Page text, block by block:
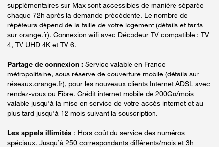
supplémentaires sur Max sont accessibles de manière séparée
chaque 72h après la demande précédente. Le nombre de
répéteurs dépend de la taille de votre logement (détails et tarifs
sur orange.fr). Connexion wifi avec Décodeur TV compatible : TV
4, TV UHD 4K et TV 6.
Partage de connexion : Service valable en France
métropolitaine, sous réserve de couverture mobile (détails sur
réseaux.orange.fr), pour les nouveaux clients Internet ADSL avec
rendez-vous ou Fibre. Crédit internet mobile de 200Go/mois
valable jusqu'à la mise en service de votre accès internet et au
plus tard jusqu'à 12 mois suivant la souscription.
Les appels illimités : Hors coût du service des numéros
spéciaux. Jusqu’à 250 correspondants différents/mois et 3h